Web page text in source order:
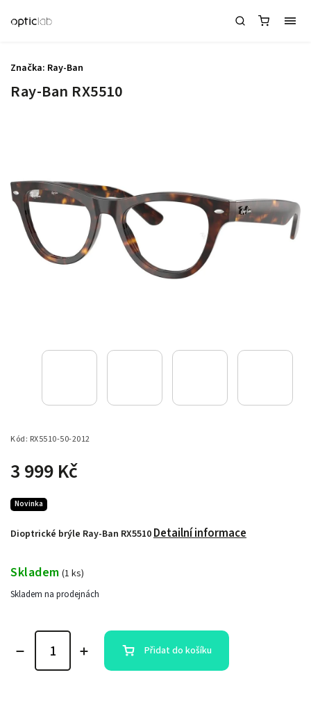
Ray-Ban RX5510
Kód: RX5510-50-2012
3 999 Kč
Dioptrické brýle Ray-Ban RX5510Detailní informace
Novinka
Značka: Ray-Ban
Skladem (1 ks)
Skladem na prodejnách
Přidat do košíku